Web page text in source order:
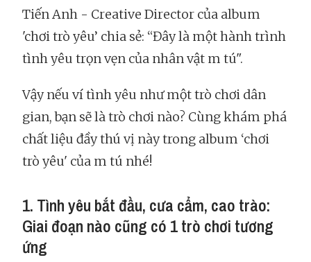
Tiến Anh - Creative Director của album
'chơi trò yêu’ chia sẻ: “Đây là một hành trình
tình yêu trọn vẹn của nhân vật m tú".
Vậy nếu ví tình yêu như một trò chơi dân
gian, bạn sẽ là trò chơi nào? Cùng khám phá
chất liệu đầy thú vị này trong album ‘chơi
trò yêu' của m tú nhé!
1. Tình yêu bắt đầu, cưa cẩm, cao trào:
Giai đoạn nào cũng có 1 trò chơi tương
ứng